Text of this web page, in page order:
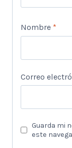
Nombre *
Correo
Guarda mi
este